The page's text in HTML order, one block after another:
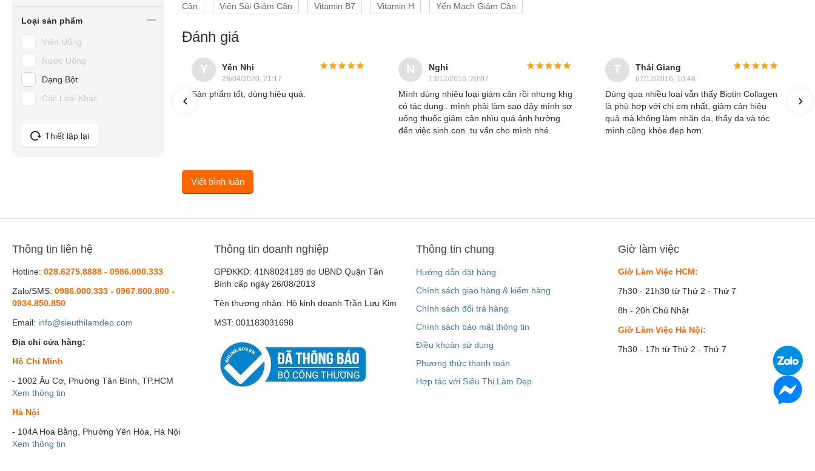
Cân Viên Sủi Giảm Cân Vitamin B7 Vitamin H Yến Mạch Giảm Cân
Đánh giá
Y Yến Nhi
28/04/2020, 21:17
Sản phẩm tốt, dùng hiệu quả.
N Nghi
13/12/2016, 20:07
Mình dùng nhiêu loại giảm cân rồi nhưng khg
có tác dụng.. mình phải làm sao đây mình sợ
uống thuốc giảm cân nhìu quá ảnh hưởng
đến việc sinh con..tu vấn cho mình nhé
T Thái Giang
07/12/2016, 10:48
Dùng qua nhiều loại vẫn thấy Biotin Collagen
là phù hợp với chị em nhất, giảm cân hiệu
quả mà không làm nhăn da, thấy da và tóc
mình cũng khỏe đẹp hơn.
Viết bình luận
Giori
APPLESLIM
BQCell
Bruno Vassari
Crystal
Detox
Ella Baché
Kracie
MD:Ceuticals
Mitechan
Noah Legend
Seizen
Sur.Medic
Xcelens
Úc
Nhật Bản
Hàn Quốc
Việt Nam
Loại sản phẩm
Viên Uống
Nước Uống
Dạng Bột
Các Loại Khác
Thiết lập lại
Thông tin liên hệ
Hotline: 028.6275.8888 - 0986.000.333
Zalo/SMS: 0986.000.333 - 0967.800.800 -
0934.850.850
Email: info@sieuthilamdep.com
Địa chỉ cửa hàng:
Hồ Chí Minh
- 1002 Âu Cơ, Phường Tân Bình, TP.HCM
Xem thông tin
Hà Nội
- 104A Hoa Bằng, Phường Yên Hòa, Hà Nội
Xem thông tin
Thông tin doanh nghiệp
GPĐKKD: 41N8024189 do UBND Quận Tân
Bình cấp ngày 26/08/2013
Tên thương nhân: Hộ kinh doanh Trần Lưu Kim
MST: 001183031698
Thông tin chung
Hướng dẫn đặt hàng
Chính sách giao hàng & kiểm hàng
Chính sách đổi trả hàng
Chính sách bảo mật thông tin
Điều khoản sử dụng
Phương thức thanh toán
Hợp tác với Siêu Thị Làm Đẹp
Giờ làm việc
Giờ Làm Việc HCM:
7h30 - 21h30 từ Thứ 2 - Thứ 7
8h - 20h Chủ Nhật
Giờ Làm Việc Hà Nội:
7h30 - 17h từ Thứ 2 - Thứ 7